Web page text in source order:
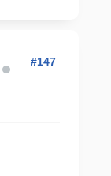
#147